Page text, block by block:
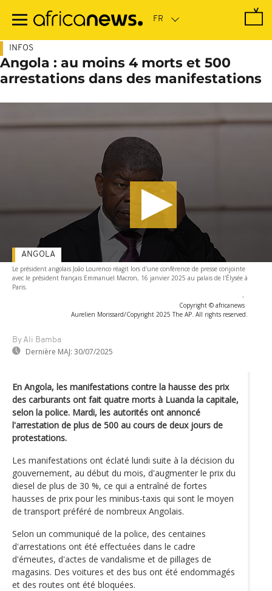
contenu
INFOS
Angola : au moins 4 morts et 500
arrestations dans des manifestations
Le président angolais João Lourenco réagit lors d'une conférence de presse conjointe
avec le président français Emmanuel Macron, 16 janvier 2025 au palais de l'Élysée à
Paris.
-
Copyright © africanews
Aurelien Morissard/Copyright 2025 The AP. All rights reserved.
By Ali Bamba
Dernière MAJ: 30/07/2025
ANGOLA
En Angola, les manifestations contre la hausse des prix
des carburants ont fait quatre morts à Luanda la capitale,
selon la police. Mardi, les autorités ont annoncé
l'arrestation de plus de 500 au cours de deux jours de
protestations.
Les manifestations ont éclaté lundi suite à la décision du
gouvernement, au début du mois, d'augmenter le prix du
diesel de plus de 30 %, ce qui a entraîné de fortes
hausses de prix pour les minibus-taxis qui sont le moyen
de transport préféré de nombreux Angolais.
Selon un communiqué de la police, des centaines
d'arrestations ont été effectuées dans le cadre
d'émeutes, d'actes de vandalisme et de pillages de
magasins. Des voitures et des bus ont été endommagés
et des routes ont été bloquées.